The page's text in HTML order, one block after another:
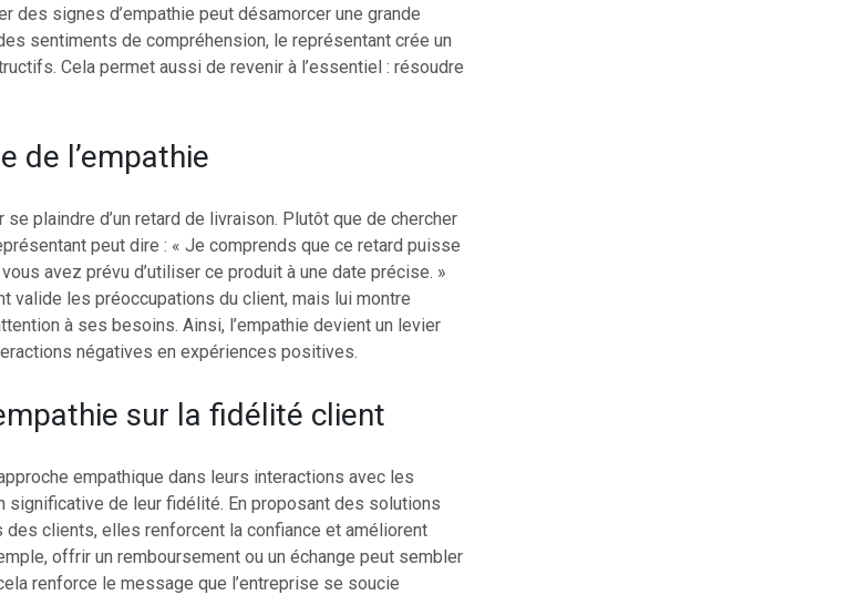
des signes d’empathie peut désamorcer une grande
sentiments de compréhension, le représentant crée un
Cela permet aussi de revenir à l’essentiel : résoudre
de l’empathie
plaindre d’un retard de livraison. Plutôt que de chercher
peut dire : « Je comprends que ce retard puisse
avez prévu d’utiliser ce produit à une date précise. »
valide les préoccupations du client, mais lui montre
à ses besoins. Ainsi, l’empathie devient un levier
négatives en expériences positives.
sur la fidélité client
empathique dans leurs interactions avec les
significative de leur fidélité. En proposant des solutions
clients, elles renforcent la confiance et améliorent
offrir un remboursement ou un échange peut sembler
renforce le message que l’entreprise se soucie